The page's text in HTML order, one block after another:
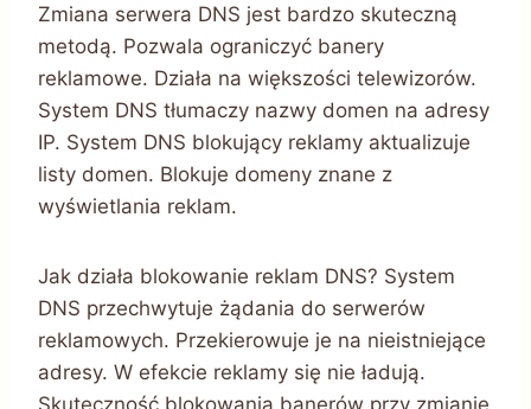
Zmiana serwera DNS jest bardzo skuteczną
metodą. Pozwala ograniczyć banery
reklamowe. Działa na większości telewizorów.
System DNS tłumaczy nazwy domen na adresy
IP. System DNS blokujący reklamy aktualizuje
listy domen. Blokuje domeny znane z
wyświetlania reklam.
Jak działa blokowanie reklam DNS? System
DNS przechwytuje żądania do serwerów
reklamowych. Przekierowuje je na nieistniejące
adresy. W efekcie reklamy się nie ładują.
Skuteczność blokowania banerów przy zmianie